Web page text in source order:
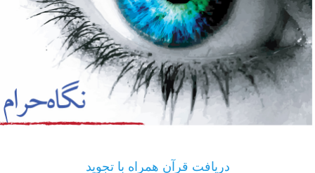
دریافت قرآن همراه با تجوید